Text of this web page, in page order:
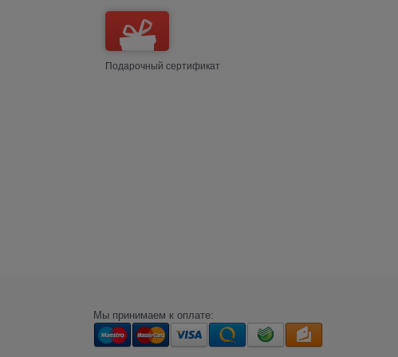
Подарочный сертификат
Мы принимаем к оплате: